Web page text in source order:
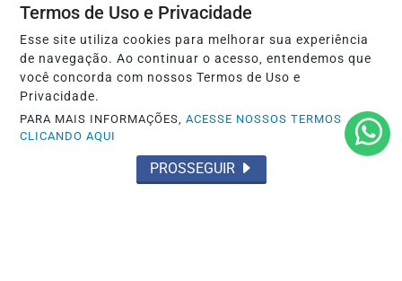
SOBRE | EXPEDIENTE
Termos de Uso e Privacidade
Esse site utiliza cookies para melhorar sua experiência
de navegação. Ao continuar o acesso, entendemos que
você concorda com nossos Termos de Uso e
Privacidade.
PARA MAIS INFORMAÇÕES,ACESSE NOSSOS TERMOS
CLICANDO AQUI
PROSSEGUIR